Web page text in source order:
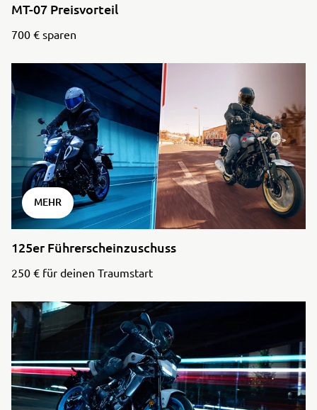
MT-07 Preisvorteil
700 € sparen
MEHR
125er Führerscheinzuschuss
250 € für deinen Traumstart